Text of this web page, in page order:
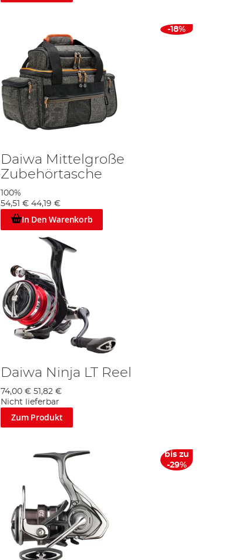
-18%
Daiwa Mittelgroße
Zubehörtasche
100%
54,51 € 44,19 €
In Den Warenkorb
Daiwa Ninja LT Reel
74,00 € 51,82 €
Nicht lieferbar
Zum Produkt
bis zu
-29%